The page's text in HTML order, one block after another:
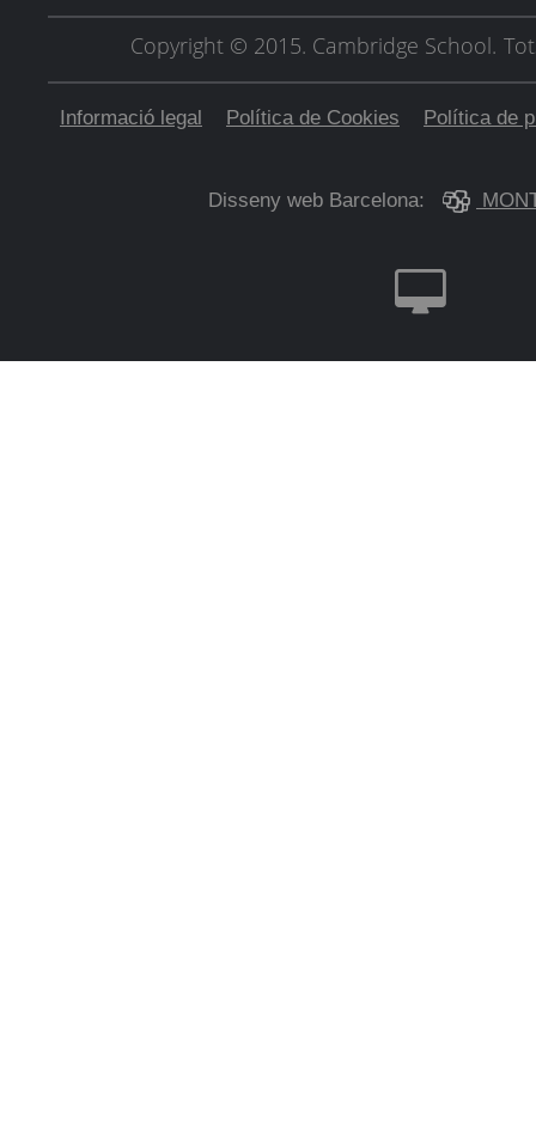
Copyright © 2015. Cambridge School.
Informació legal Política de Cookies Política de
Disseny web Barcelona: